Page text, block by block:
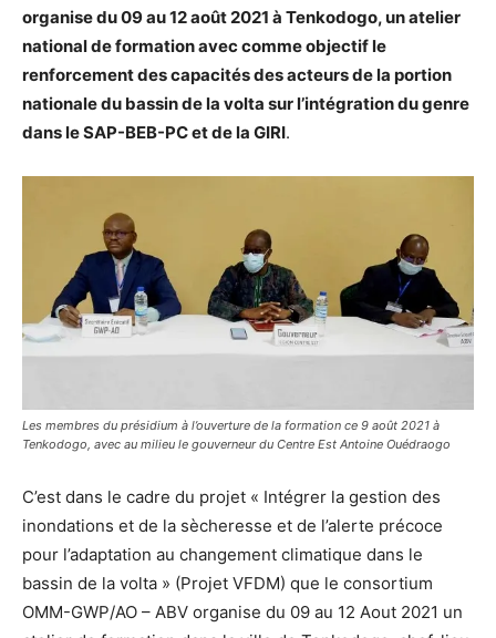
organise du 09 au 12 août 2021 à Tenkodogo, un atelier
national de formation avec comme objectif le
renforcement des capacités des acteurs de la portion
nationale du bassin de la volta sur l’intégration du genre
dans le SAP-BEB-PC et de la GIRI.
Les membres du présidium à l’ouverture de la formation ce 9 août 2021 à
Tenkodogo, avec au milieu le gouverneur du Centre Est Antoine Ouédraogo
C’est dans le cadre du projet « Intégrer la gestion des
inondations et de la sècheresse et de l’alerte précoce
pour l’adaptation au changement climatique dans le
bassin de la volta » (Projet VFDM) que le consortium
OMM-GWP/AO – ABV organise du 09 au 12 Aout 2021 un